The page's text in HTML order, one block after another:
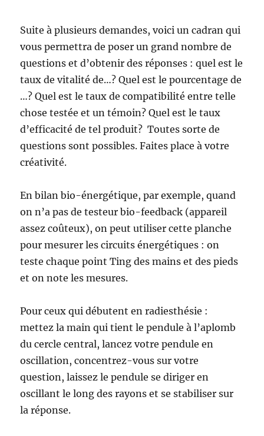
Suite à plusieurs demandes, voici un cadran qui
vous permettra de poser un grand nombre de
questions et d’obtenir des réponses : quel est le
taux de vitalité de…? Quel est le pourcentage de
…? Quel est le taux de compatibilité entre telle
chose testée et un témoin? Quel est le taux
d’efficacité de tel produit? Toutes sorte de
questions sont possibles. Faites place à votre
créativité.
En bilan bio-énergétique, par exemple, quand
on n’a pas de testeur bio-feedback (appareil
assez coûteux), on peut utiliser cette planche
pour mesurer les circuits énergétiques : on
teste chaque point Ting des mains et des pieds
et on note les mesures.
Pour ceux qui débutent en radiesthésie :
mettez la main qui tient le pendule à l’aplomb
du cercle central, lancez votre pendule en
oscillation, concentrez-vous sur votre
question, laissez le pendule se diriger en
oscillant le long des rayons et se stabiliser sur
la réponse.